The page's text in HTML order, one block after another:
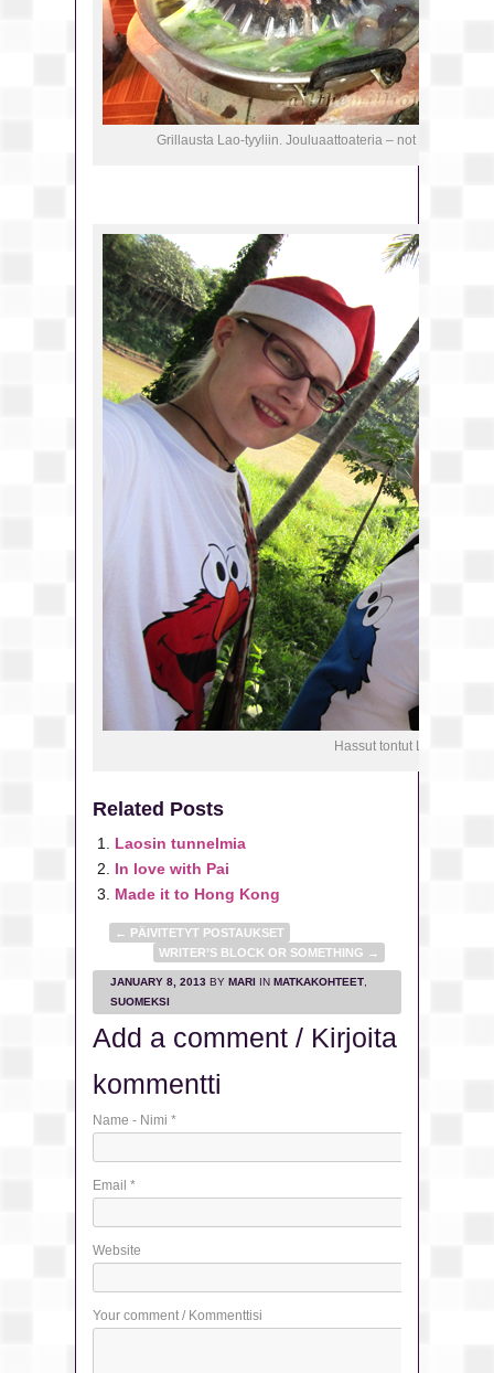
Grillausta Lao-tyyliin. Jouluaattoateria – not bad I say 🙂
Hassut tontut Luang
Related Posts
Laosin tunnelmia
In love with Pai
Made it to Hong Kong
← PÄIVITETYT POSTAUKSET
WRITER’S BLOCK OR SOMETHING →
JANUARY 8, 2013 BY MARI IN MATKAKOHTEET
SUOMEKSI
Add a comment / Kirjoita
kommentti
Name - Nimi *
Email *
Website
Your comment / Kommenttisi